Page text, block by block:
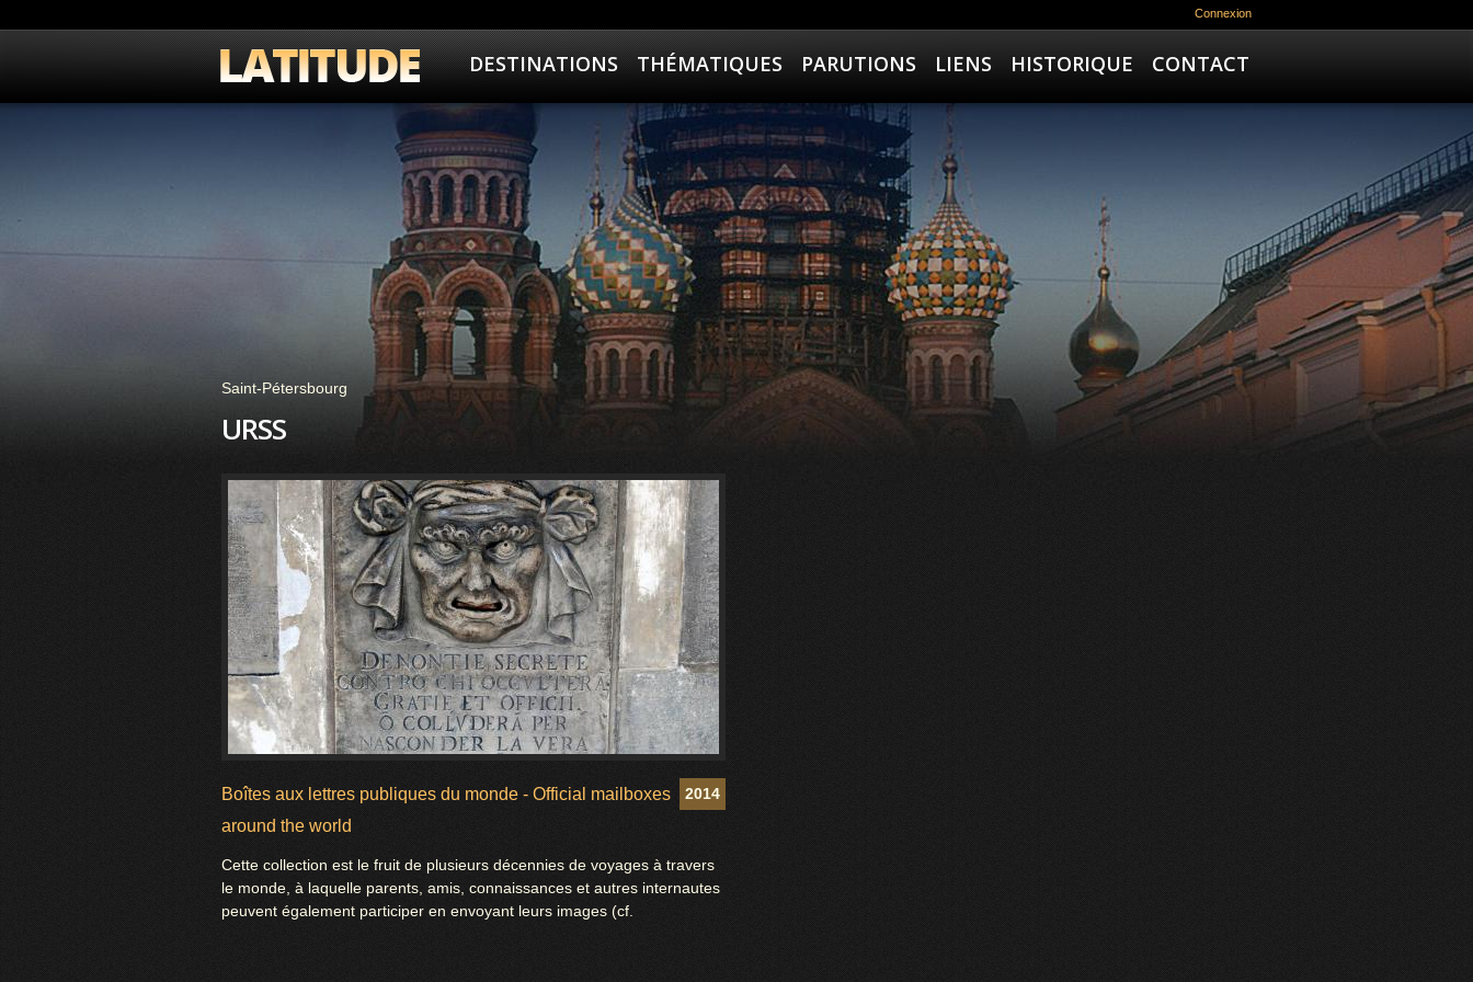
Connexion
DESTINATIONS THÉMATIQUES PARUTIONS LIENS HISTORIQUE CONTACT
Saint-Pétersbourg
URSS
2014
Boîtes aux lettres publiques du monde - Official mailboxes
around the world
Cette collection est le fruit de plusieurs décennies de voyages à travers
le monde, à laquelle parents, amis, connaissances et autres internautes
peuvent également participer en envoyant leurs images (cf.